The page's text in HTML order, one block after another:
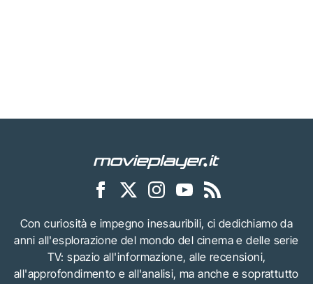
Con curiosità e impegno inesauribili, ci dedichiamo da
anni all'esplorazione del mondo del cinema e delle serie
TV: spazio all'informazione, alle recensioni,
all'approfondimento e all'analisi, ma anche e soprattutto